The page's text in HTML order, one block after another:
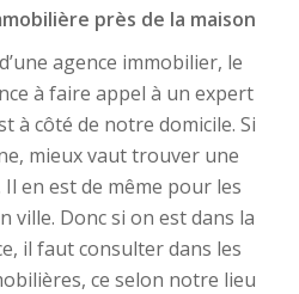
près de la maison
agence immobilier, le
à faire appel à un expert
à côté de notre domicile. Si
mieux vaut trouver une
en est de même pour les
ville. Donc si on est dans la
il faut consulter dans les
ce selon notre lieu